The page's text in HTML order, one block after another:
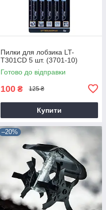
Пилки для лобзика LT-
T301CD 5 шт. (3701-10)
Готово до відправки
100 ₴ 125 ₴
Купити
–20%